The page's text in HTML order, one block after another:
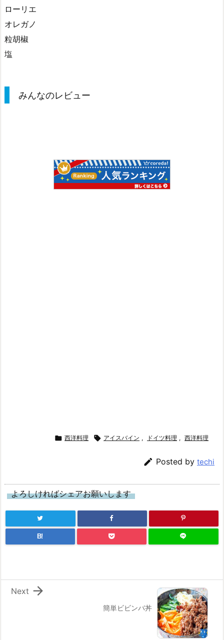
ローリエ
オレガノ
粒胡椒
塩
みんなのレビュー
 西洋料理  アイスバイン , ドイツ料理 , 西洋料理
 Posted by techi
よろしければシェアお願いします
B!
簡単ビビンバ丼

Next